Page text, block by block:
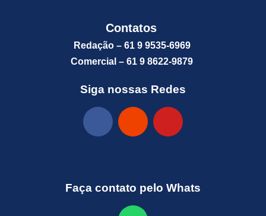
Contatos
Redação – 61 9 9535-6969
Comercial – 61 9 8622-9879
Siga nossas Redes
Faça contato pelo Whats